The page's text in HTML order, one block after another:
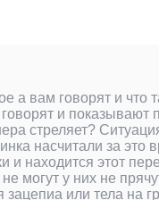
а вам говорят и
и
стреляет?
насчитали за
и находится этот
могут у них не
зацепиа или тела